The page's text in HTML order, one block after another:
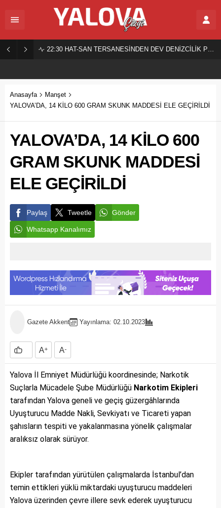
22:30 HAT-SAN TERSANESİNDEN DEV DENİZCİLİK PROJESİ!
Anasayfa
Manşet
YALOVA’DA, 14 KİLO 600 GRAM SKUNK MADDESİ ELE GEÇİRİLDİ
YALOVA’DA, 14 KİLO 600
GRAM SKUNK MADDESİ
ELE GEÇİRİLDİ
Paylaş Tweetle Gönder
Whatsapp Kanalımız
Gazete Akkent Yayınlama: 02.10.2023
A+ A-
Yalova İl Emniyet Müdürlüğü koordinesinde; Narkotik
Suçlarla Mücadele Şube Müdürlüğü Narkotim Ekipleri
tarafından Yalova geneli ve geçiş güzergâhlarında
Uyuşturucu Madde Nakli, Sevkiyatı ve Ticareti yapan
şahısların tespiti ve yakalanmasına yönelik çalışmalar
aralıksız olarak sürüyor.
Ekipler tarafından yürütülen çalışmalarda İstanbul’dan
temin ettikleri yüklü miktardaki uyuşturucu maddeleri
Yalova üzerinden çevre illere sevk ederek uyuşturucu